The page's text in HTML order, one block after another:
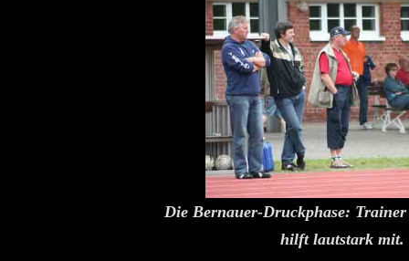
Die Bernauer-Druckphase:
hilft lautstark mit.